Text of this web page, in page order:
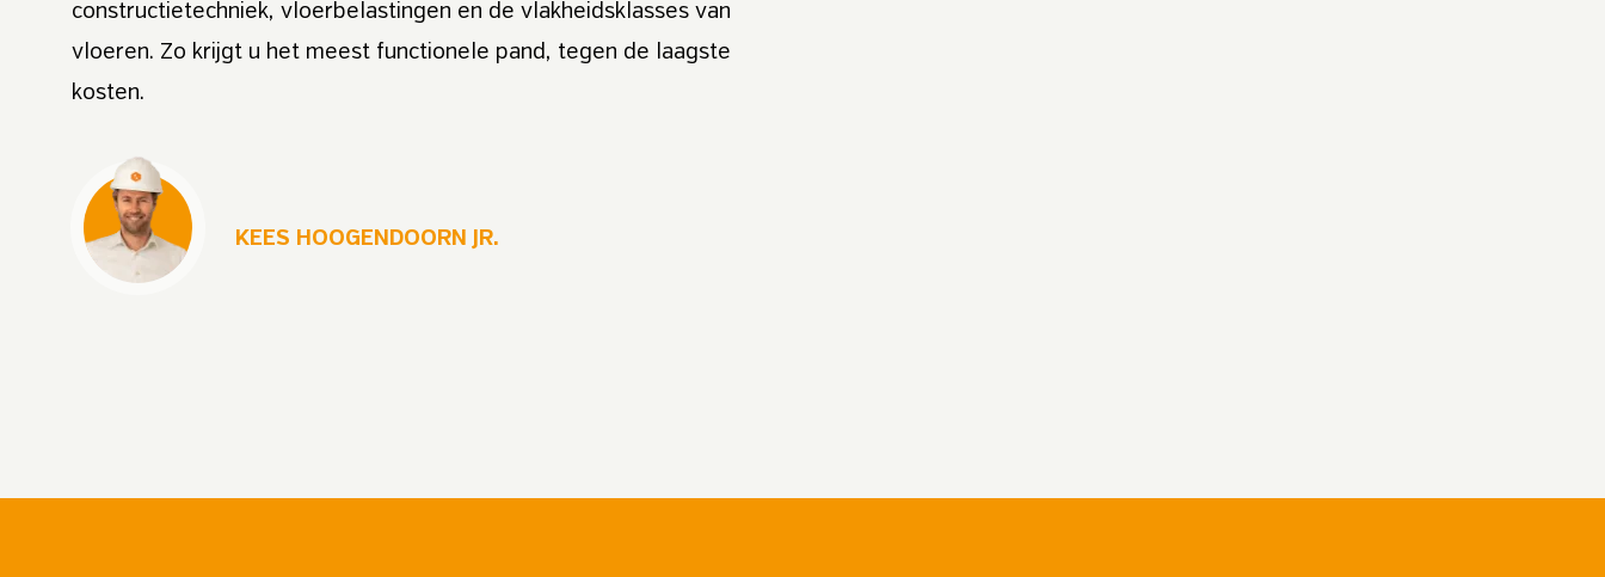
constructietechniek, vloerbelastingen en de vlakheidsklasses van
vloeren. Zo krijgt u het meest functionele pand, tegen de laagste
kosten.
KEES HOOGENDOORN JR.